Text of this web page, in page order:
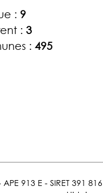
: 9
: 3
: 495
913 E - SIRET 391